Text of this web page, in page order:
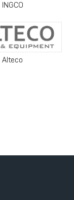
INGCO
Alteco